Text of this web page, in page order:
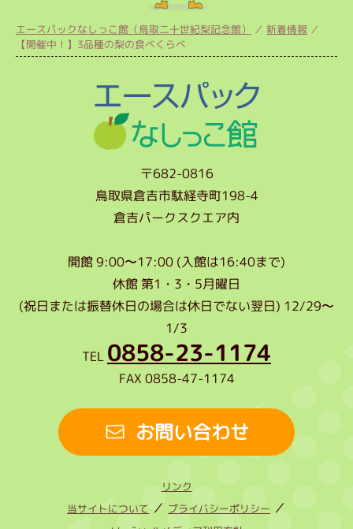
エースパックなしっこ館（鳥取二十世紀梨記念館）
新着情報
【開催中！】3品種の梨の食べくらべ
〒682-0816
鳥取県倉吉市駄経寺町198-4
倉吉パークスクエア内
開館9:00〜17:00 (入館は16:40まで)
休館 第1・3・5月曜日
(祝日または振替休日の場合は休日でない翌日) 12/29〜
1/3
TEL 0858-23-1174
FAX 0858-47-1174
お問い合わせ
リンク
当サイトについて
プライバシーポリシー